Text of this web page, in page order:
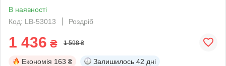
В наявності
Код: LB-53013
Роздріб
1 436 ₴ 1 598 ₴
Економія 163 ₴ Залишилось 42 дні